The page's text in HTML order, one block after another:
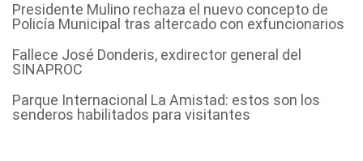
Presidente Mulino rechaza el nuevo concepto de
Policía Municipal tras altercado con exfuncionarios
Fallece José Donderis, exdirector general del
SINAPROC
Parque Internacional La Amistad: estos son los
senderos habilitados para visitantes